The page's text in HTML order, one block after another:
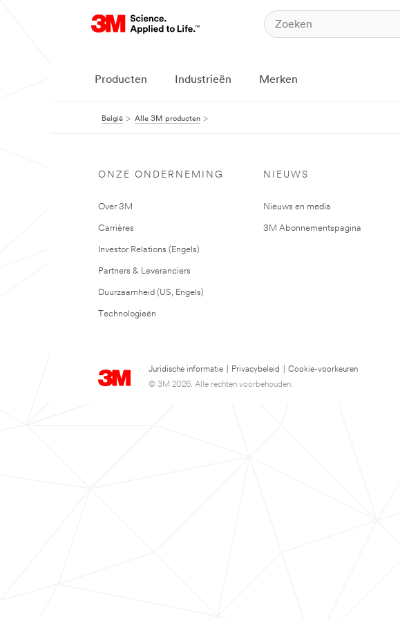
Producten Industrieën Merken
België Alle 3M producten
ONZE ONDERNEMING
Over 3M
Carrières
Investor Relations (Engels)
Partners & Leveranciers
Duurzaamheid (US, Engels)
Technologieën
NIEUWS
Nieuws en media
3M Abonnementspagina
Juridische informatie Privacybeleid
Cookie-voorkeuren
© 3M 2026. Alle rechten voorbehouden.